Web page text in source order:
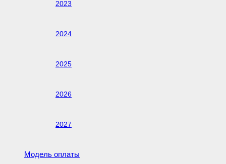
2023
2024
2025
2026
2027
Модель оплаты